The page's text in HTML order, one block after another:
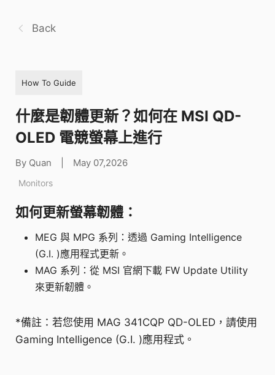
Back
How To Guide
什麼是韌體更新？如何在 MSI QD-
OLED 電競螢幕上進行
By Quan May 07,2026
Monitors
如何更新螢幕韌體：
MEG 與 MPG 系列：透過 Gaming Intelligence
(G.I. )應用程式更新。
MAG 系列：從 MSI 官網下載 FW Update Utility
來更新韌體。
*備註：若您使用 MAG 341CQP QD-OLED，請使用
Gaming Intelligence (G.I. )應用程式。